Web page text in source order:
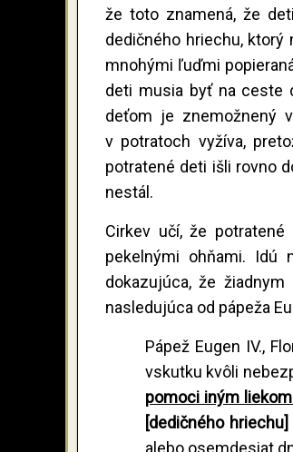
že toto znamená, že
dedičného hriechu,
mnohými ľuďmi
deti musia byť na ceste
deťom je znemožnený
v potratoch vyžíva,
potratené deti išli rovno
nestál.
Cirkev učí, že
pekelnými ohňami. Idú
dokazujúca, že
nasledujúca od pápeža
Pápež Eugen IV.,
vskutku kvôli
pomoci iným
[dedičného